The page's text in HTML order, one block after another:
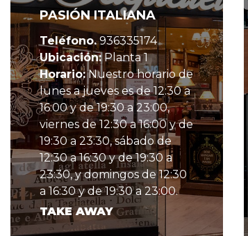
PASIÓN ITALIANA
Teléfono.936335174
Ubicación: Planta 1
Horario:Nuestro horario de
lunes a jueves es de 12:30 a
16:00 y de 19:30 a 23:00,
viernes de 12:30 a 16:00 y de
19:30 a 23:30, sábado de
12:30 a 16:30 y de 19:30 a
23:30, y domingos de 12:30
a 16:30 y de 19:30 a 23:00.
TAKE AWAY